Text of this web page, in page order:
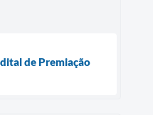
de Premiação